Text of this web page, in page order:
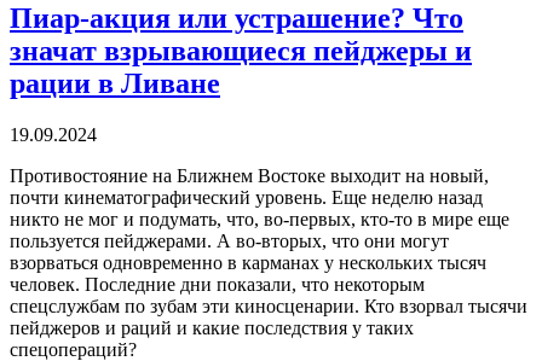
Пиар-акция или устрашение? Что
значат взрывающиеся пейджеры и
рации в Ливане
19.09.2024
Противостояние на Ближнем Востоке выходит на новый,
почти кинематографический уровень. Еще неделю назад
никто не мог и подумать, что, во-первых, кто-то в мире еще
пользуется пейджерами. А во-вторых, что они могут
взорваться одновременно в карманах у нескольких тысяч
человек. Последние дни показали, что некоторым
спецслужбам по зубам эти киносценарии. Кто взорвал тысячи
пейджеров и раций и какие последствия у таких
спецопераций?